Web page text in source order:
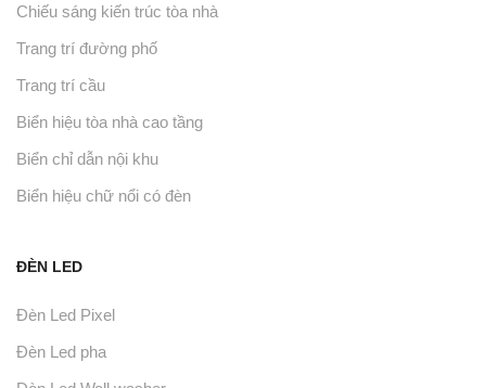
Chiếu sáng kiến trúc tòa nhà
Trang trí đường phố
Trang trí cầu
Biển hiệu tòa nhà cao tầng
Biển chỉ dẫn nội khu
Biển hiệu chữ nổi có đèn
ĐÈN LED
Đèn Led Pixel
Đèn Led pha